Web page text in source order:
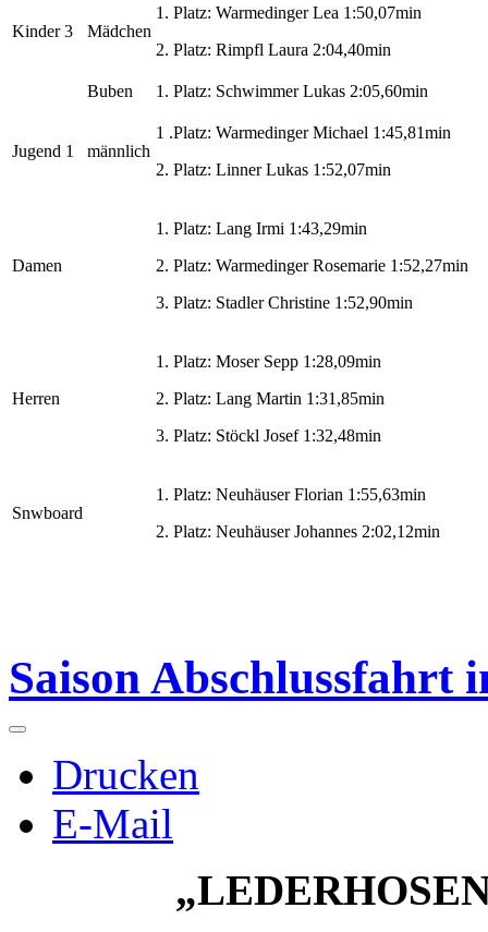
Kinder 3 Mädchen
1. Platz: Warmedinger Lea 1:50,07min
2. Platz: Rimpfl Laura 2:04,40min
Buben 1. Platz: Schwimmer Lukas 2:05,60min
Jugend 1 männlich
1 .Platz: Warmedinger Michael 1:45,81min
2. Platz: Linner Lukas 1:52,07min
Damen
1. Platz: Lang Irmi 1:43,29min
2. Platz: Warmedinger Rosemarie 1:52,27min
3. Platz: Stadler Christine 1:52,90min
Herren
1. Platz: Moser Sepp 1:28,09min
2. Platz: Lang Martin 1:31,85min
3. Platz: Stöckl Josef 1:32,48min
Snwboard
1. Platz: Neuhäuser Florian 1:55,63min
2. Platz: Neuhäuser Johannes 2:02,12min
Saison
Drucken
E-Mail